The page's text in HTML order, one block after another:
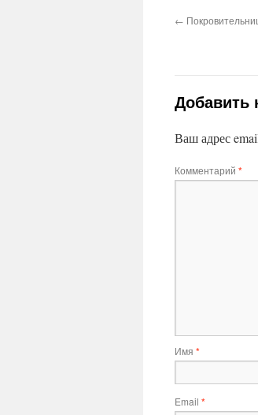
←
Добавить
Ваш адрес
Комментарий *
Имя *
Email *